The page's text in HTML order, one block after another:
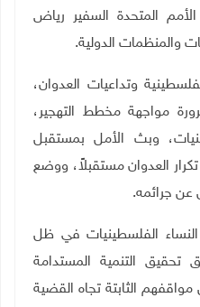
المتحدة السفير رياض
والمنظمات الدولية.
وتداعيات العدوان،
مواجهة مخطط التهجير،
وبث الأمل بمستقبل
العدوان مستقبلاً، ووضع
عن جرائمه.
الفلسطينيات في ظل
تحقيق التنمية المستدامة
مواقفهم الثابتة تجاه القضية